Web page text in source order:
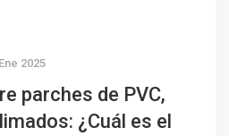
2025
parches de PVC,
¿Cuál es el